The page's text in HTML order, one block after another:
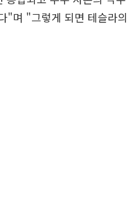
"며 "그렇게 되면 테슬라의